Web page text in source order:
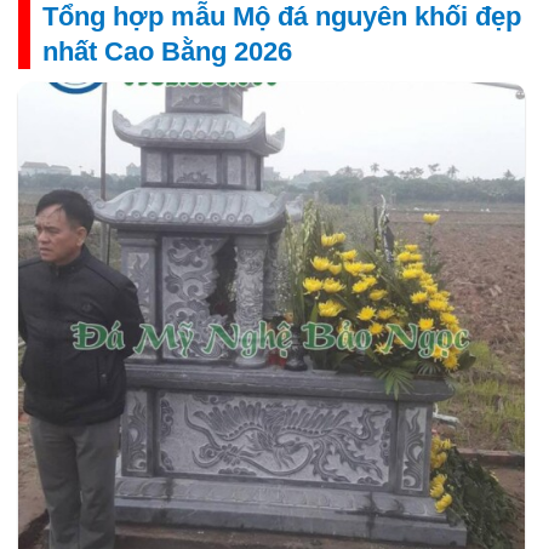
Tổng hợp mẫu Mộ đá nguyên khối đẹp
nhất Cao Bằng 2026